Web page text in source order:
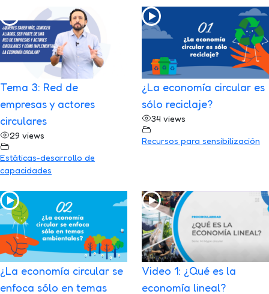
Tema 3: Red de
empresas y actores
circulares
29 views
Estáticas-desarrollo de
capacidades
¿La economía circular es
sólo reciclaje?
34 views
Recursos para sensibilización
¿La economía circular se
enfoca sólo en temas
Video 1: ¿Qué es la
economía lineal?